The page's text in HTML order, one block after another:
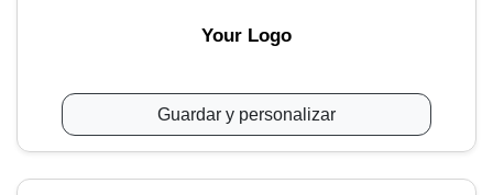
Your Logo
Guardar y personalizar